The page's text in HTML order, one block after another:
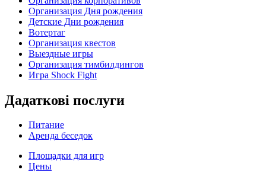
Организация Дня рождения
Детские Дни рождения
Вотертаг
Организация квестов
Выездные игры
Организация тимбилдингов
Игра Shock Fight
Дадаткові послуги
Питание
Аренда беседок
Площадки для игр
Цены